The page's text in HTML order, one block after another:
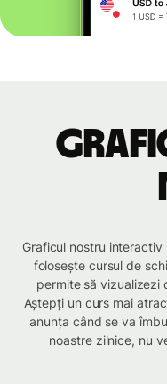
Graficul nostru interactiv
folosește cursul de
permite să vizualizezi
Aștepți un curs mai
anunța când se va
noastre zilnice, nu